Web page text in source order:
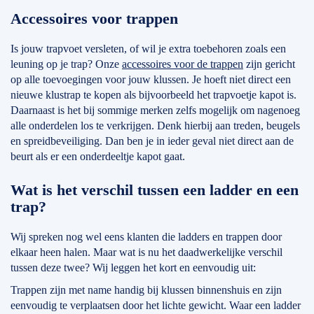
Accessoires voor trappen
Is jouw trapvoet versleten, of wil je extra toebehoren zoals een
leuning op je trap? Onze accessoires voor de trappen zijn gericht
op alle toevoegingen voor jouw klussen. Je hoeft niet direct een
nieuwe klustrap te kopen als bijvoorbeeld het trapvoetje kapot is.
Daarnaast is het bij sommige merken zelfs mogelijk om nagenoeg
alle onderdelen los te verkrijgen. Denk hierbij aan treden, beugels
en spreidbeveiliging. Dan ben je in ieder geval niet direct aan de
beurt als er een onderdeeltje kapot gaat.
Wat is het verschil tussen een ladder en een
trap?
Wij spreken nog wel eens klanten die ladders en trappen door
elkaar heen halen. Maar wat is nu het daadwerkelijke verschil
tussen deze twee? Wij leggen het kort en eenvoudig uit:
Trappen zijn met name handig bij klussen binnenshuis en zijn
eenvoudig te verplaatsen door het lichte gewicht. Waar een ladder